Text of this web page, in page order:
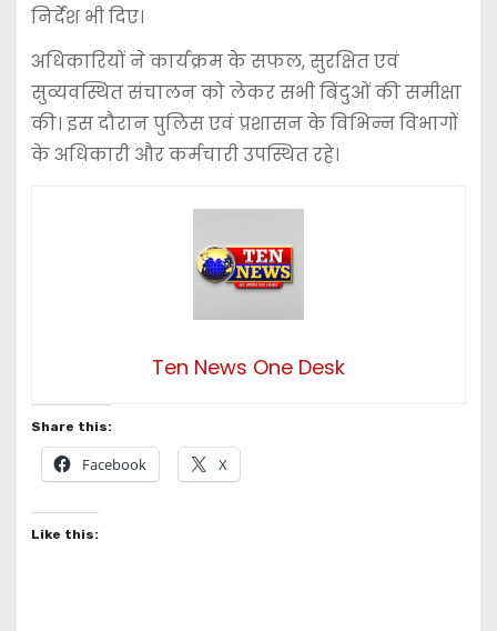
निर्देश भी दिए।
अधिकारियों ने कार्यक्रम के सफल, सुरक्षित एवं
सुव्यवस्थित संचालन को लेकर सभी बिंदुओं की समीक्षा
की। इस दौरान पुलिस एवं प्रशासन के विभिन्न विभागों
के अधिकारी और कर्मचारी उपस्थित रहे।
Ten News One Desk
Share this:
Facebook X
Like this: